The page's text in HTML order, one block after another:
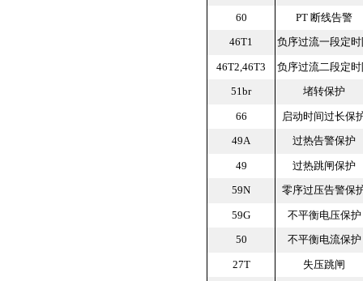
60 PT 断线告警
46T1 负序过流一段定时
46T2,46T3 负序过流二段定时
51br 堵转保护
66 启动时间过长保
49A 过热告警保护
49 过热跳闸保护
59N 零序过压告警保
59G 不平衡电压保护
50 不平衡电流保护
27T 失压跳闸